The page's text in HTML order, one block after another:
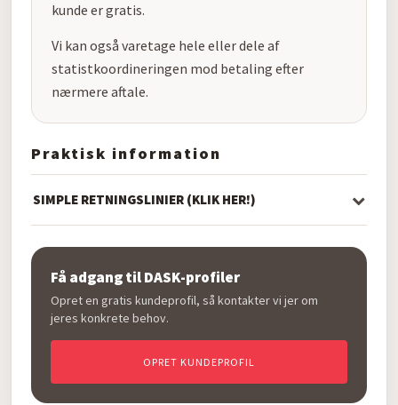
kunde er gratis.
Vi kan også varetage hele eller dele af
statistkoordineringen mod betaling efter
nærmere aftale.
Praktisk information
SIMPLE RETNINGSLINIER (KLIK HER!)
Få adgang til DASK-profiler
Opret en gratis kundeprofil, så kontakter vi jer om
jeres konkrete behov.
OPRET KUNDEPROFIL